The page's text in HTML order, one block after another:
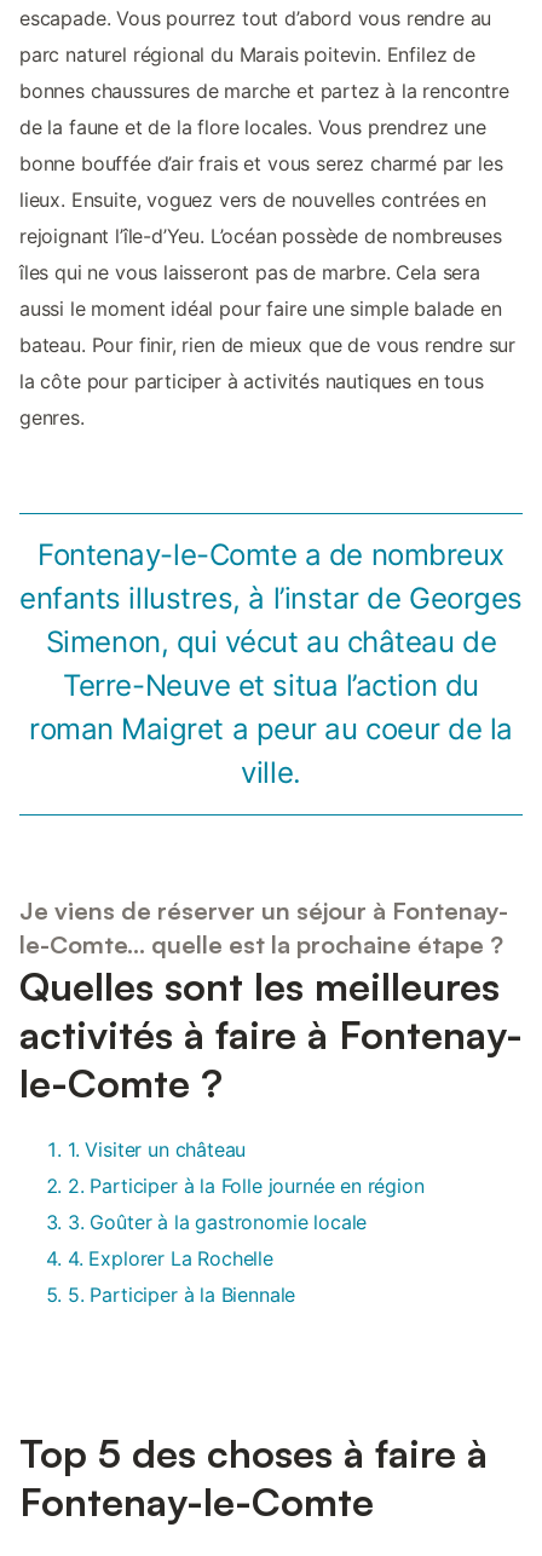
escapade. Vous pourrez tout d’abord vous rendre au
parc naturel régional du Marais poitevin. Enfilez de
bonnes chaussures de marche et partez à la rencontre
de la faune et de la flore locales. Vous prendrez une
bonne bouffée d’air frais et vous serez charmé par les
lieux. Ensuite, voguez vers de nouvelles contrées en
rejoignant l’île-d’Yeu. L’océan possède de nombreuses
îles qui ne vous laisseront pas de marbre. Cela sera
aussi le moment idéal pour faire une simple balade en
bateau. Pour finir, rien de mieux que de vous rendre sur
la côte pour participer à activités nautiques en tous
genres.
Fontenay-le-Comte a de nombreux
enfants illustres, à l’instar de Georges
Simenon, qui vécut au château de
Terre-Neuve et situa l’action du
roman Maigret a peur au coeur de la
ville.
Je viens de réserver un séjour à Fontenay-
le-Comte... quelle est la prochaine étape ?
Quelles sont les meilleures
activités à faire à Fontenay-
le-Comte ?
1. Visiter un château
2. Participer à la Folle journée en région
3. Goûter à la gastronomie locale
4. Explorer La Rochelle
5. Participer à la Biennale
Top 5 des choses à faire à
Fontenay-le-Comte